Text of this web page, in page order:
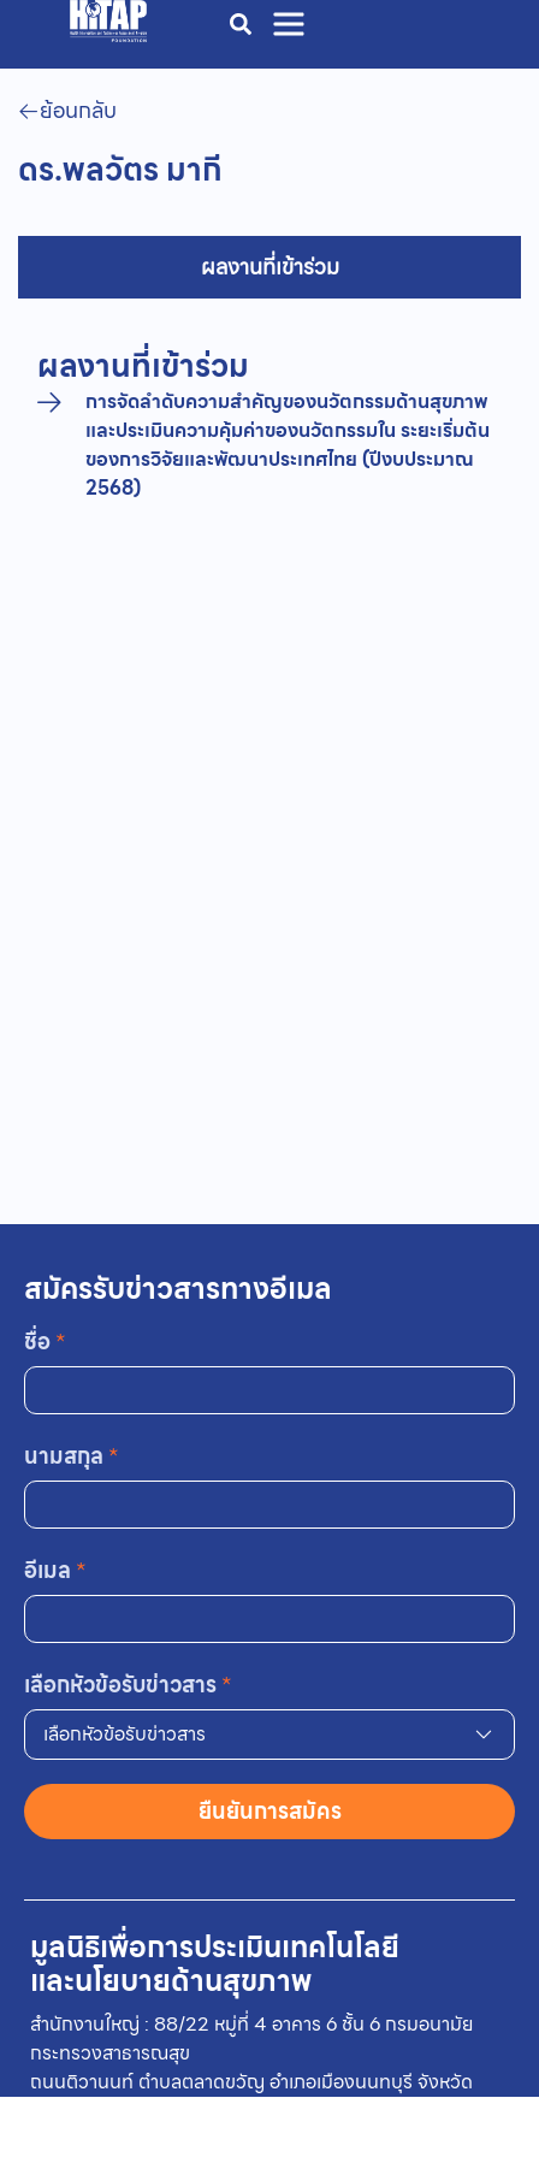
ย้อนกลับ
ดร.พลวัตร มากี
ผลงานที่เข้าร่วม
ผลงานที่เข้าร่วม
การจัดลำดับความสำคัญของนวัตกรรมด้านสุขภาพ
และประเมินความคุ้มค่าของนวัตกรรมใน ระยะเริ่มต้น
ของการวิจัยและพัฒนาประเทศไทย (ปีงบประมาณ
2568)
มูลนิธิเพื่อการประเมินเทคโนโลยี
และนโยบายด้านสุขภาพ
สำนักงานใหญ่ : 88/22 หมู่ที่ 4 อาคาร 6 ชั้น 6 กรมอนามัย
กระทรวงสาธารณสุข
ถนนติวานนท์ ตำบลตลาดขวัญ อำเภอเมืองนนทบุรี จังหวัด
สมัครรับข่าวสารทางอีเมล
ชื่อ*
นามสกุล *
อีเมล *
เลือกหัวข้อรับข่าวสาร*
เลือกหัวข้อรับข่าวสาร
ยืนยันการสมัคร